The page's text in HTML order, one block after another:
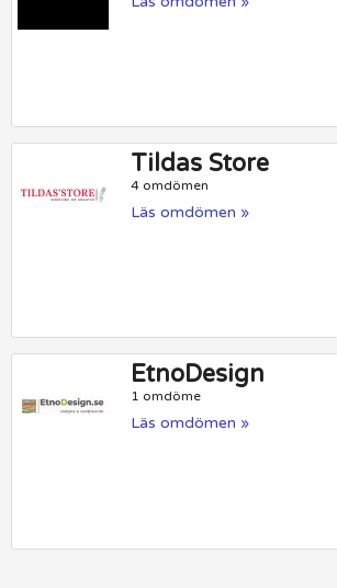
Tildas Store
4 omdömen
Läs omdömen »
EtnoDesign
1 omdöme
Läs omdömen »